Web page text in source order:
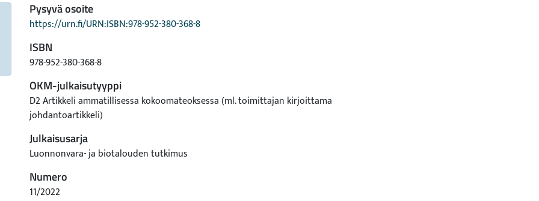
Pysyvä osoite
https://urn.fi/URN:ISBN:978-952-380-368-8
ISBN
978-952-380-368-8
OKM-julkaisutyyppi
D2 Artikkeli ammatillisessa kokoomateoksessa (ml. toimittajan kirjoittama
johdantoartikkeli)
Julkaisusarja
Luonnonvara- ja biotalouden tutkimus
Numero
11/2022